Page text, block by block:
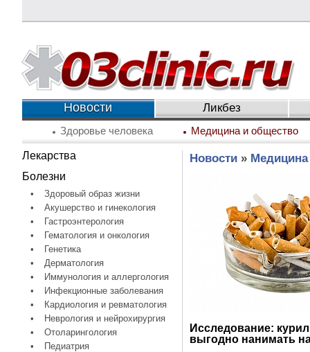
Новости Ликбез
Здоровье человека Медицина и общество
Лекарства
Болезни
•
Здоровый образ жизни
•
Акушерство и гинекология
•
Гастроэнтерология
•
Гематология и онкология
•
Генетика
•
Дерматология
•
Иммунология и аллергология
•
Инфекционные заболевания
•
Кардиология и ревматология
•
Неврология и нейрохирургия
•
Отоларингология
•
Педиатрия
Новости»
Исследование:
выгодно нанимать